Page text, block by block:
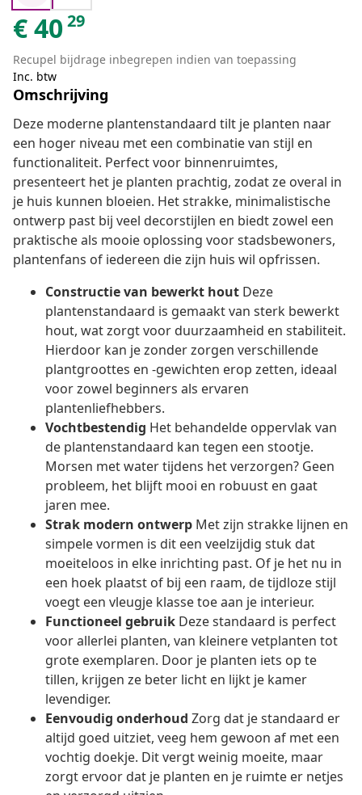
€4029
Recupel bijdrage inbegrepen indien van toepassing
Inc. btw
Omschrijving
Deze moderne plantenstandaard tilt je planten naar
een hoger niveau met een combinatie van stijl en
functionaliteit. Perfect voor binnenruimtes,
presenteert het je planten prachtig, zodat ze overal in
je huis kunnen bloeien. Het strakke, minimalistische
ontwerp past bij veel decorstijlen en biedt zowel een
praktische als mooie oplossing voor stadsbewoners,
plantenfans of iedereen die zijn huis wil opfrissen.
Constructie van bewerkt hout Deze
plantenstandaard is gemaakt van sterk bewerkt
hout, wat zorgt voor duurzaamheid en stabiliteit.
Hierdoor kan je zonder zorgen verschillende
plantgroottes en -gewichten erop zetten, ideaal
voor zowel beginners als ervaren
plantenliefhebbers.
Vochtbestendig Het behandelde oppervlak van
de plantenstandaard kan tegen een stootje.
Morsen met water tijdens het verzorgen? Geen
probleem, het blijft mooi en robuust en gaat
jaren mee.
Strak modern ontwerp Met zijn strakke lijnen en
simpele vormen is dit een veelzijdig stuk dat
moeiteloos in elke inrichting past. Of je het nu in
een hoek plaatst of bij een raam, de tijdloze stijl
voegt een vleugje klasse toe aan je interieur.
Functioneel gebruik Deze standaard is perfect
voor allerlei planten, van kleinere vetplanten tot
grote exemplaren. Door je planten iets op te
tillen, krijgen ze beter licht en lijkt je kamer
levendiger.
Eenvoudig onderhoud Zorg dat je standaard er
altijd goed uitziet, veeg hem gewoon af met een
vochtig doekje. Dit vergt weinig moeite, maar
zorgt ervoor dat je planten en je ruimte er netjes